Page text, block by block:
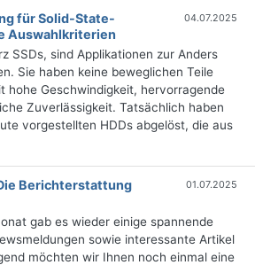
für Solid-State-
Auswahlkriterien
04.07.2025
SSDs, sind Applikationen zur Anders
Sie haben keine beweglichen Teile
hohe Geschwindigkeit, hervorragende
Zuverlässigkeit. Tatsächlich haben
vorgestellten HDDs abgelöst, die aus
Bericht­erstattung
01.07.2025
gab es wieder einige spannende
sowie interessante Artikel
möchten wir Ihnen noch einmal eine